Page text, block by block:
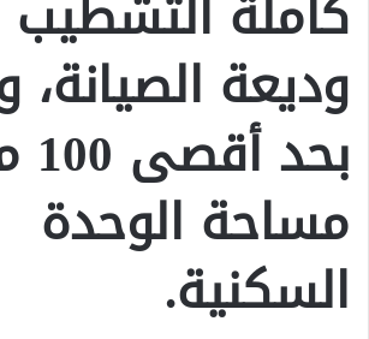
وديعة الصيانة،
مساحة الوحدة
السكنية.